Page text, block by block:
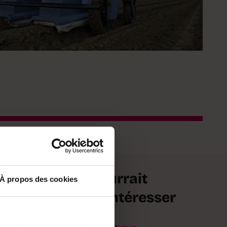
À propos des cookiesÇa pourrait
vous intéresser